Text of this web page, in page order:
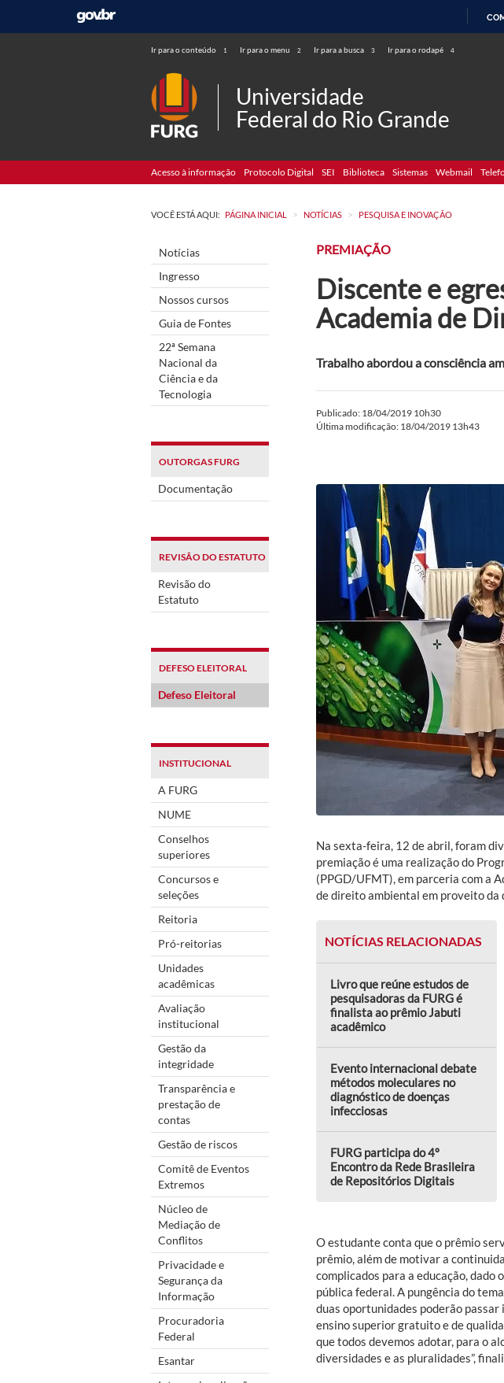
Ir para o conteúdo 1 Ir para o menu 2 Ir para a busca 3 Ir para o rodapé 4
Universidade
Federal do Rio Grande
Acesso à informação Protocolo Digital SEI Biblioteca Sistemas Webmail
VOCÊ ESTÁ AQUI: PÁGINA INICIAL > NOTÍCIAS > PESQUISA E INOVAÇÃO
Notícias
Ingresso
Nossos cursos
Guia de Fontes
22ª Semana
Nacional da
Ciência e da
Tecnologia
OUTORGAS FURG
Documentação
REVISÃO DO ESTATUTO
Revisão do
Estatuto
DEFESO ELEITORAL
Defeso Eleitoral
INSTITUCIONAL
A FURG
NUME
Conselhos
superiores
Concursos e
seleções
Reitoria
Pró-reitorias
Unidades
acadêmicas
Avaliação
institucional
Gestão da
integridade
Transparência e
prestação de
contas
Gestão de riscos
Comitê de Eventos
Extremos
Núcleo de
Mediação de
Conflitos
Privacidade e
Segurança da
Informação
Procuradoria
Federal
Esantar
PREMIAÇÃO
Discente e
Academia de
Trabalho abordou a consciência
Publicado: 18/04/2019 10h30
Última modificação: 18/04/2019 13h43
Na sexta-feira, 12 de abril, foram
premiação é uma realização do
(PPGD/UFMT), em parceria com a
de direito ambiental em proveito da
NOTÍCIAS RELACIONADAS
Livro que reúne estudos de
pesquisadoras da FURG é
finalista ao prêmio Jabuti
acadêmico
Evento internacional debate
métodos moleculares no
diagnóstico de doenças
infecciosas
FURG participa do 4º
Encontro da Rede Brasileira
de Repositórios Digitais
O estudante conta que o prêmio
prêmio, além de motivar a
complicados para a educação,
pública federal. A pungência do
duas oportunidades poderão passar
ensino superior gratuito e de
que todos devemos adotar, para o
diversidades e as pluralidades”,